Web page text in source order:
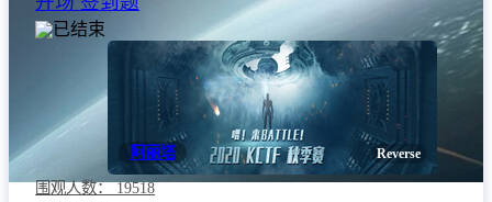
分，进而得到防守方得分。
2）根据攻击方破解的题目的难度分和破解时间，计算攻
3）防守题难度分是根据攻击方提交flag的情况而更新
的，以体现各题之间的相对难度。因此每道题的分数都可能随着
赛事的发展会发生变化。比赛结束时的分数将决定最终比赛结
已结束
Reverse
阿丽塔
围观人数：19518